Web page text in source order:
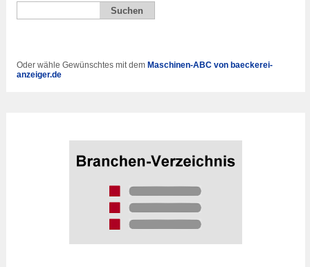
Oder wähle Gewünschtes mit dem Maschinen-ABC von baeckerei-
anzeiger.de